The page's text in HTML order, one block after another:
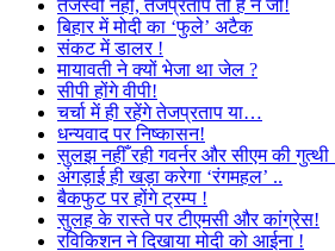
तेजस्वी नहीं, तेजप्रताप तो हैं न जी!
बिहार में मोदी का ‘फुले’ अटैक
संकट में डालर !
मायावती ने क्यों भेजा था जेल ?
सीपी होंगे वीपी!
चर्चा में ही रहेंगे तेजप्रताप या…
धन्यवाद पर निष्कासन!
सुलझ नहीँ रही गवर्नर और सीएम की गुत्थी
अंगड़ाई ही खड़ा करेगा ‘रंगमहल’ ..
बैकफुट पर होंगे ट्रम्प !
सुलह के रास्ते पर टीएमसी और कांग्रेस!
रविकिशन ने दिखाया मोदी को आईना !